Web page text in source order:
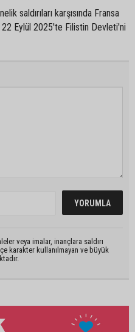
saldırıları karşısında Fransa
22 Eylül 2025'te Filistin Devleti'ni
veya imalar, inançlara saldırı
karakter kullanılmayan ve büyük